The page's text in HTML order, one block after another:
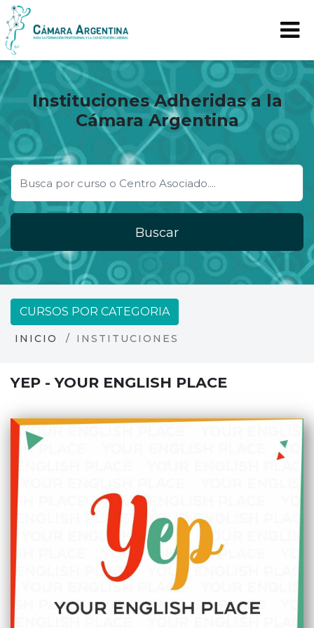
Instituciones Adheridas a la
Cámara Argentina
Buscar
CURSOS POR CATEGORIA
INICIO INSTITUCIONES
YEP - YOUR ENGLISH PLACE